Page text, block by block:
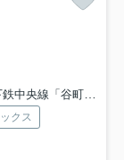
央線「谷町四丁目」駅 徒歩5分
クス